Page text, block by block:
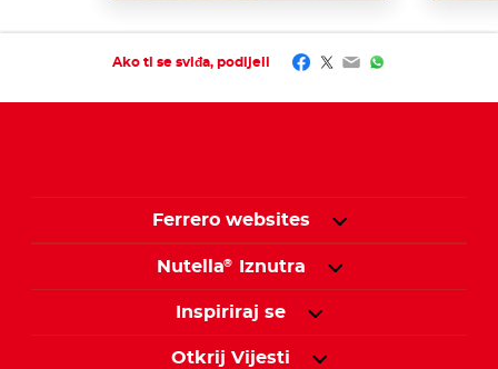
Ako ti se sviđa, podijeli Facebook
Twitter
EmailWhatsApp
Ferrero websites
Nutella® Iznutra
Inspiriraj se
Otkrij Vijesti